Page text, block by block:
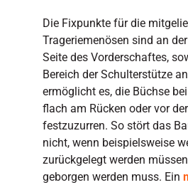
Die Fixpunkte für die
Trageriemenösen sind an
Seite des Vorderschaftes,
Bereich der Schulterstütze
ermöglicht es, die Büchse
flach am Rücken oder vor
festzuzurren. So stört das
nicht, wenn beispielsweise
zurückgelegt werden
geborgen werden muss. Ein